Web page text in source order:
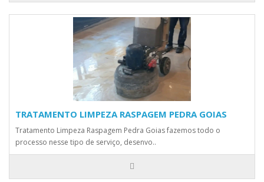
TRATAMENTO LIMPEZA RASPAGEM PEDRA GOIAS
Tratamento Limpeza Raspagem Pedra Goias fazemos todo o
processo nesse tipo de serviço, desenvo..